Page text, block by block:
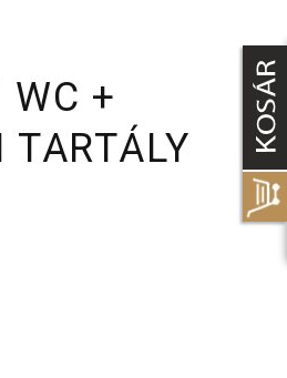
WC +
TARTÁLY